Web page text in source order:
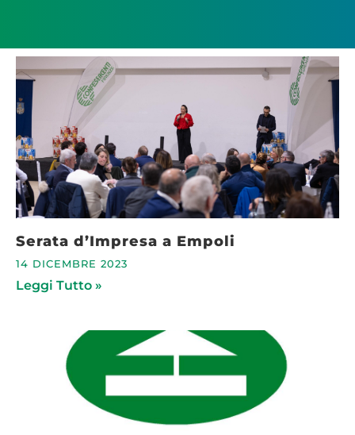
Serata d’Impresa a Empoli
14 DICEMBRE 2023
Leggi Tutto »